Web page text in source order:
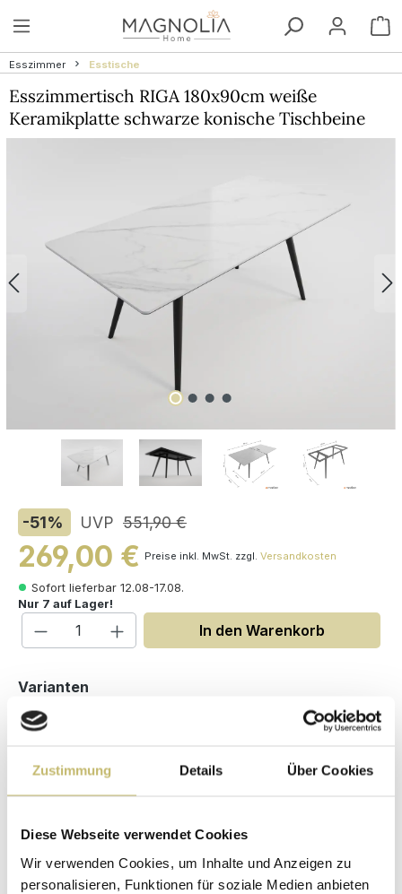
Zustimmung Details Über Cookies
Diese Webseite verwendet Cookies
Wir verwenden Cookies, um Inhalte und Anzeigen zu
personalisieren, Funktionen für soziale Medien anbieten
Zum Hauptinhalt springen
Esszimmer Esstische
Esszimmertisch RIGA 180x90cm weiße
Keramikplatte schwarze konische Tischbeine
-51% UVP 551,90 €
269,00 € Preise inkl. MwSt. zzgl. Versandkosten
Sofort lieferbar 12.08-17.08.
Nur 7 auf Lager!
Produkt Anzahl: Gib den
In den Warenkorb
Varianten
Maße (H/B/T): 75 / 180 / 90 cm
Hochwertige
Materialien
Herstellerpreis
ohne
Zwischenhändler